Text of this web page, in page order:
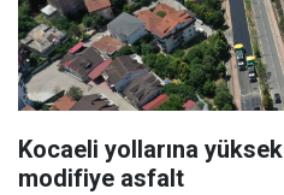
Kocaeli yollarına yüksek performanslı
modifiye asfalt